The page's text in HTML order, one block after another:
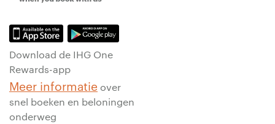
Download de IHG One
Rewards-app
Meer informatie over
snel boeken en beloningen
onderweg